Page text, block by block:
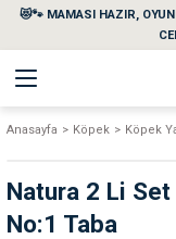
😻🐾 MAMASI HAZIR,
Anasayfa Köpek Köpek
Natura 2 Li
No:1 Taba